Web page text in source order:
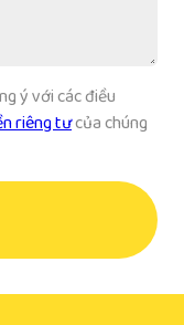
ý với các điều
riêng tưcủa chúng